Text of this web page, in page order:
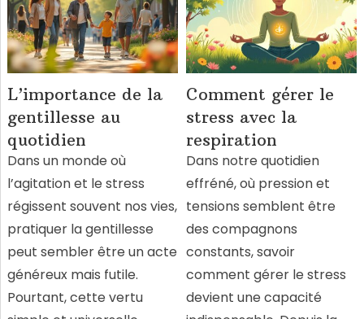
L’importance de la
gentillesse au
quotidien
Dans un monde où
l’agitation et le stress
régissent souvent nos vies,
pratiquer la gentillesse
peut sembler être un acte
généreux mais futile.
Pourtant, cette vertu
Comment gérer le
stress avec la
respiration
Dans notre quotidien
effréné, où pression et
tensions semblent être
des compagnons
constants, savoir
comment gérer le stress
devient une capacité